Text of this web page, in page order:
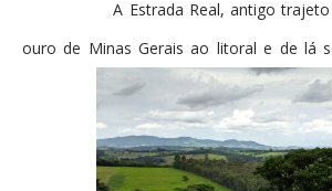
A Estrada Real, antigo trajeto
ouro de Minas Gerais ao litoral e de lá